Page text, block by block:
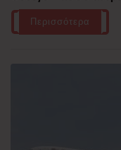
Περισσότερα